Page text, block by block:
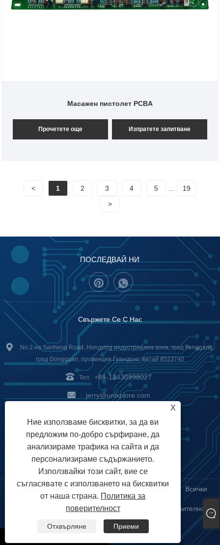
Масажен пистолет PCBA
Прочетете още Изпратете запитване
< 1 2 3 4 5
19
>
ПОСЛЕДВАЙ НИ
Свържете Се С Нас
:No.2 на Sanheng Road, Hongying индустриална зона, град Fenggang,
град Dongguan, провинция Гуангдонг, Китай #523740
Тел: +86-13430998027
: jerry@unixplore.com
Delivery Service
Payment
Options
Авторско право © 2023 Unixplore Electronics Co., Ltd. Всички
права запазени
| RSS | XML | Политика за поверителност
|
X
Ние използваме бисквитки, за да ви
предложим по-добро сърфиране, да
анализираме трафика на сайта и да
персонализираме съдържанието.
Използвайки този сайт, вие се
съгласявате с използването на бисквитки
от наша страна. Политика за
поверителност
Отхвърляне Приеми